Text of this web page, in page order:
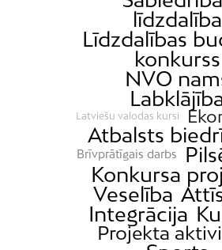
līdzdalība
Līdzdalības
konkurss
NVO
Latviešu valodas kursi
Atbalsts
Brīvprātīgais darbs
Konkursa
Veselība
Integrācija
Projekta